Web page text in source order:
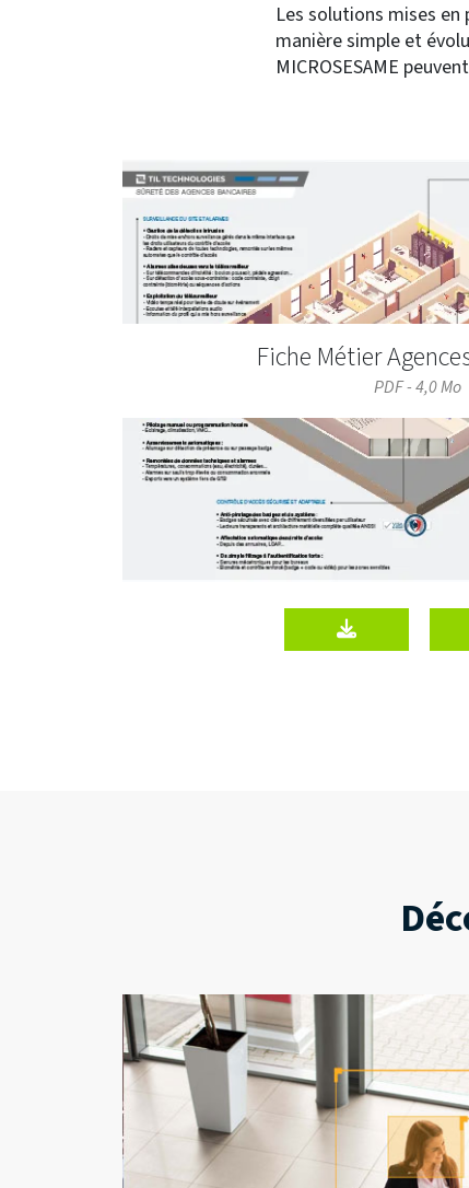
Les solutions mises
manière simple et
MICROSESAME
Fiche Métier
PDF - 4,0 Mo